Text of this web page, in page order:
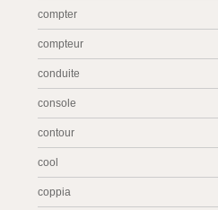
compter
compteur
conduite
console
contour
cool
coppia